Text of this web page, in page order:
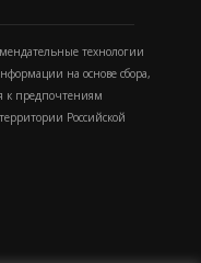
технологии
на основе сбора,
к предпочтениям
Российской